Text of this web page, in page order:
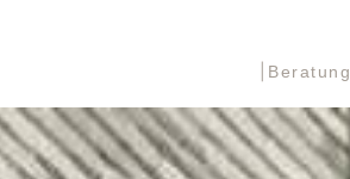
Beratung